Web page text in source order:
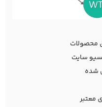
محصولات
سایت
شده
معتبر